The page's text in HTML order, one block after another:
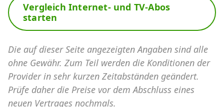
Vergleich Internet- und TV-Abos
starten
Die auf dieser Seite angezeigten Angaben sind alle
ohne Gewähr. Zum Teil werden die Konditionen der
Provider in sehr kurzen Zeitabständen geändert.
Prüfe daher die Preise vor dem Abschluss eines
neuen Vertrages nochmals.